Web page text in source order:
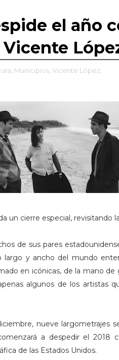
el año
Municipios, Vicente López,
un cierre especial, revisitando
de sus pares
largo y ancho del mundo
en icónicas, de la mano de
algunos de los artistas
nueve largometrajes
a despedir el
de las Estados Unidos.